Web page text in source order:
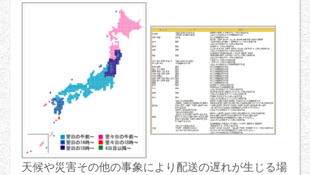
天候や災害その他の事象により配送の遅れが生じる場